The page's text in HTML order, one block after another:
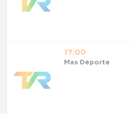
17:00
Mas Deporte